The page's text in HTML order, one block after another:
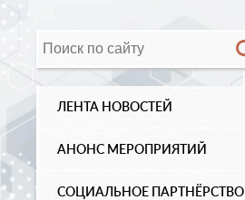
ЛЕНТА НОВОСТЕЙ
АНОНС МЕРОПРИЯТИЙ
СОЦИАЛЬНОЕ ПАРТНЁРСТВО